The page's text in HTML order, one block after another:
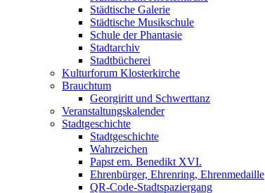
Städtische Galerie
Städtische Musikschule
Schule der Phantasie
Stadtarchiv
Stadtbücherei
Kulturforum Klosterkirche
Brauchtum
Georgiritt und Schwerttanz
Veranstaltungskalender
Stadtgeschichte
Stadtgeschichte
Wahrzeichen
Papst em. Benedikt XVI.
Ehrenbürger, Ehrenring, Ehrenmedaille
QR-Code-Stadtspaziergang